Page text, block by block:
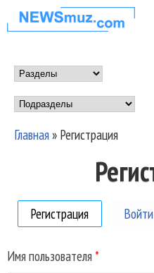
Перейти
НОВОСТИ
МУЗЫКИ И
ШОУ БИЗНЕСА
NEWSMUZ.COM
Main menu
Подразделы
Главная» Регистрация
Регистрация (активнаяВойти
Имя пользователя *